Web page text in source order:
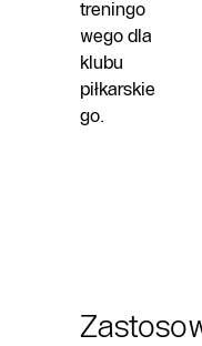
treningo
wego dla
klubu
piłkarskie
go.